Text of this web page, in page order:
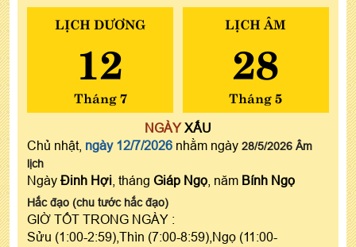
LỊCH DƯƠNG
12
Tháng 7
LỊCH ÂM
28
Tháng 5
NGÀYXẤU
Chủ nhật, ngày 12/7/2026 nhằm ngày 28/5/2026 Âm
lịch
Ngày Đinh Hợi , tháng Giáp Ngọ , năm Bính Ngọ
Hắc đạo (chu tước hắc đạo)
GIỜ TỐT TRONG NGÀY :
Sửu (1:00-2:59),Thìn (7:00-8:59),Ngọ (11:00-